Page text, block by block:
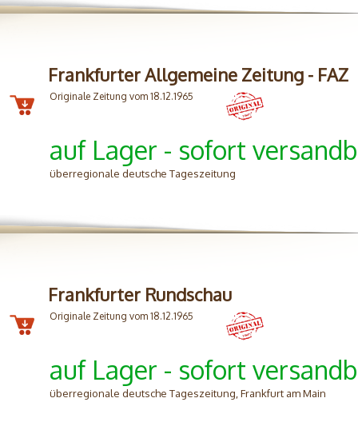
Frankfurter Allgemeine Zeitung - FAZ
Originale Zeitung vom 18.12.1965
auf Lager - sofort
überregionale deutsche Tageszeitung
Frankfurter Rundschau
Originale Zeitung vom 18.12.1965
auf Lager - sofort
überregionale deutsche Tageszeitung, Frankfurt am Main